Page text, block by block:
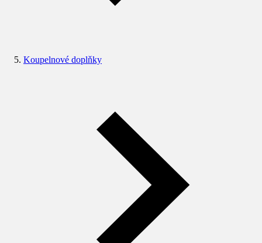
Koupelnové doplňky